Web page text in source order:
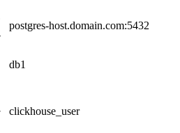
postgres-host.domain.com:5432
db1
clickhouse_user